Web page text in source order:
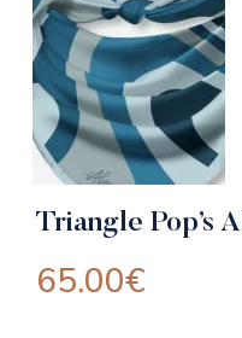
Triangle Pop’s
65.00€